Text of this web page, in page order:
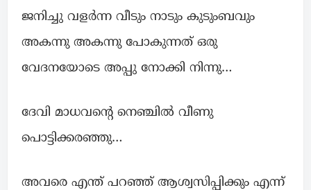
ജനിച്ചു വളര്‍ന്ന വീടും നാടും കുടുംബവും
അകന്നു അകന്നു പോകുന്നത് ഒരു
വേദനയോടെ അപ്പു നോക്കി നിന്നു…
ദേവി മാധവന്റെ നെഞ്ചില്‍ വീണു
പൊട്ടിക്കരഞ്ഞു…
അവരെ എന്ത് പറഞ്ഞ്‌ ആശ്വസിപ്പിക്കും എന്ന്